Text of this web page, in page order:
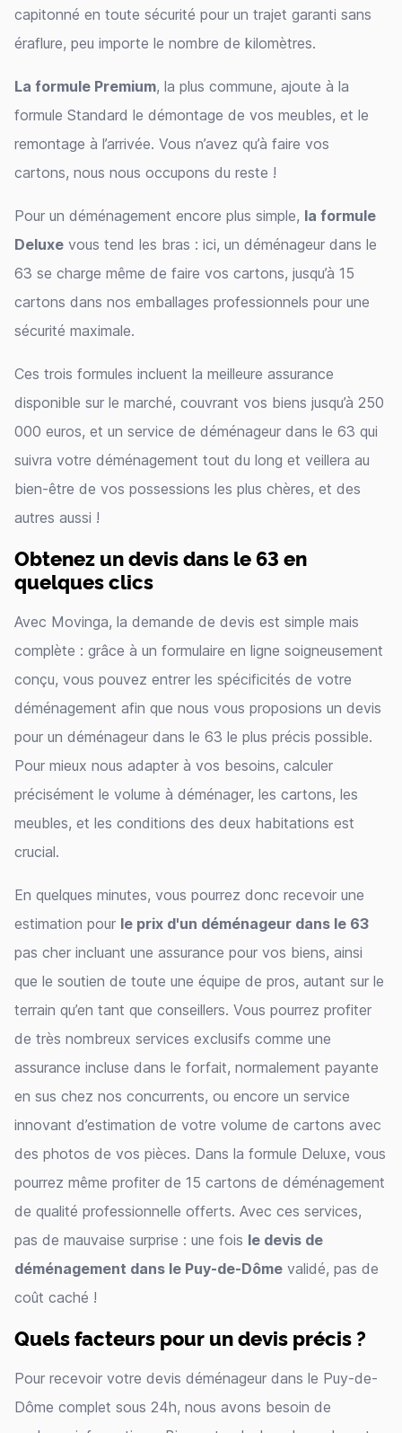
capitonné en toute sécurité pour un trajet garanti sans
éraflure, peu importe le nombre de kilomètres.
La formule Premium, la plus commune, ajoute à la
formule Standard le démontage de vos meubles, et le
remontage à l’arrivée. Vous n’avez qu’à faire vos
cartons, nous nous occupons du reste !
Pour un déménagement encore plus simple, la formule
Deluxe vous tend les bras : ici, un déménageur dans le
63 se charge même de faire vos cartons, jusqu’à 15
cartons dans nos emballages professionnels pour une
sécurité maximale.
Ces trois formules incluent la meilleure assurance
disponible sur le marché, couvrant vos biens jusqu’à 250
000 euros, et un service de déménageur dans le 63 qui
suivra votre déménagement tout du long et veillera au
bien-être de vos possessions les plus chères, et des
autres aussi !
Obtenez un devis dans le 63 en
quelques clics
Avec Movinga, la demande de devis est simple mais
complète : grâce à un formulaire en ligne soigneusement
conçu, vous pouvez entrer les spécificités de votre
déménagement afin que nous vous proposions un devis
pour un déménageur dans le 63 le plus précis possible.
Pour mieux nous adapter à vos besoins, calculer
précisément le volume à déménager, les cartons, les
meubles, et les conditions des deux habitations est
crucial.
En quelques minutes, vous pourrez donc recevoir une
estimation pour le prix d'un déménageur dans le 63
pas cher incluant une assurance pour vos biens, ainsi
que le soutien de toute une équipe de pros, autant sur le
terrain qu’en tant que conseillers. Vous pourrez profiter
de très nombreux services exclusifs comme une
assurance incluse dans le forfait, normalement payante
en sus chez nos concurrents, ou encore un service
innovant d’estimation de votre volume de cartons avec
des photos de vos pièces. Dans la formule Deluxe, vous
pourrez même profiter de 15 cartons de déménagement
de qualité professionnelle offerts. Avec ces services,
pas de mauvaise surprise : une fois le devis de
déménagement dans le Puy-de-Dôme validé, pas de
coût caché !
Quels facteurs pour un devis précis ?
Pour recevoir votre devis déménageur dans le Puy-de-
Dôme complet sous 24h, nous avons besoin de